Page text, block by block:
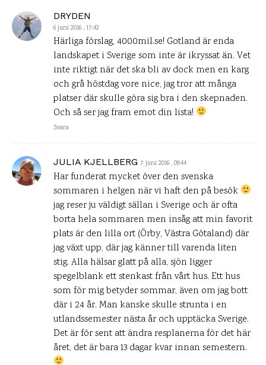
DRYDEN
6 juni 2016 , 17:42
Härliga förslag, 4000mil.se! Gotland är enda
landskapet i Sverige som inte är ikryssat än. Vet
inte riktigt när det ska bli av dock men en karg
och grå höstdag vore nice, jag tror att många
platser där skulle göra sig bra i den skepnaden.
Och så ser jag fram emot din lista!
Svara
JULIA KJELLBERG 7 juni 2016 , 09:44
Har funderat mycket över den svenska
sommaren i helgen när vi haft den på besök
jag reser ju väldigt sällan i Sverige och är ofta
borta hela sommaren men insåg att min favorit
plats är den lilla ort (Örby, Västra Götaland) där
jag växt upp, där jag känner till varenda liten
stig. Alla hälsar glatt på alla, sjön ligger
spegelblank ett stenkast från vårt hus. Ett hus
som för mig betyder sommar, även om jag bott
där i 24 år. Man kanske skulle strunta i en
utlandssemester nästa år och upptäcka Sverige.
Det är för sent att ändra resplanerna för det här
året, det är bara 13 dagar kvar innan semestern.